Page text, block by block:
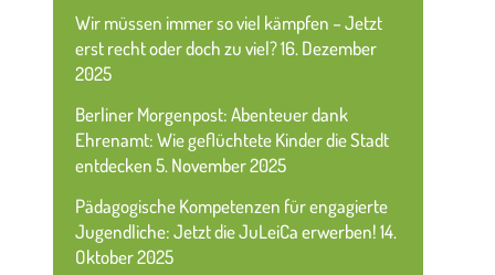
Wir müssen immer so viel kämpfen – Jetzt
erst recht oder doch zu viel?16. Dezember
2025
Berliner Morgenpost: Abenteuer dank
Ehrenamt: Wie geflüchtete Kinder die Stadt
entdecken5. November 2025
Pädagogische Kompetenzen für engagierte
Jugendliche: Jetzt die JuLeiCa erwerben!14.
Oktober 2025